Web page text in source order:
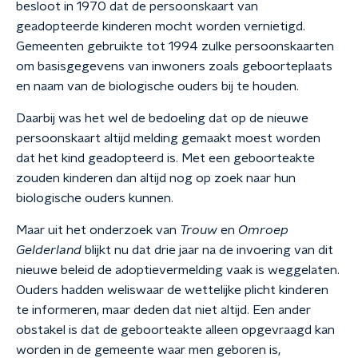
besloot in 1970 dat de persoonskaart van
geadopteerde kinderen mocht worden vernietigd.
Gemeenten gebruikte tot 1994 zulke persoonskaarten
om basisgegevens van inwoners zoals geboorteplaats
en naam van de biologische ouders bij te houden.
Daarbij was het wel de bedoeling dat op de nieuwe
persoonskaart altijd melding gemaakt moest worden
dat het kind geadopteerd is. Met een geboorteakte
zouden kinderen dan altijd nog op zoek naar hun
biologische ouders kunnen.
Maar uit het onderzoek van Trouw en Omroep
Gelderland blijkt nu dat drie jaar na de invoering van dit
nieuwe beleid de adoptievermelding vaak is weggelaten.
Ouders hadden weliswaar de wettelijke plicht kinderen
te informeren, maar deden dat niet altijd. Een ander
obstakel is dat de geboorteakte alleen opgevraagd kan
worden in de gemeente waar men geboren is,